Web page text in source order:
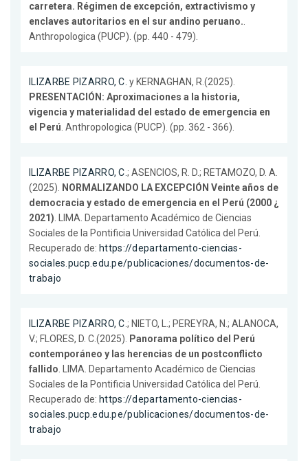
carretera. Régimen de excepción, extractivismo y
enclaves autoritarios en el sur andino peruano..
Anthropologica (PUCP). (pp. 440 - 479).
ILIZARBE PIZARRO, C. y KERNAGHAN, R.(2025).
PRESENTACIÓN: Aproximaciones a la historia,
vigencia y materialidad del estado de emergencia en
el Perú. Anthropologica (PUCP). (pp. 362 - 366).
ILIZARBE PIZARRO, C.; ASENCIOS, R. D.; RETAMOZO, D. A.
(2025). NORMALIZANDO LA EXCEPCIÓN Veinte años de
democracia y estado de emergencia en el Perú (2000 ¿
2021). LIMA. Departamento Académico de Ciencias
Sociales de la Pontificia Universidad Católica del Perú.
Recuperado de: https://departamento-ciencias-
sociales.pucp.edu.pe/publicaciones/documentos-de-
trabajo
ILIZARBE PIZARRO, C.; NIETO, L.; PEREYRA, N.; ALANOCA,
V.; FLORES, D. C.(2025). Panorama político del Perú
contemporáneo y las herencias de un postconflicto
fallido. LIMA. Departamento Académico de Ciencias
Sociales de la Pontificia Universidad Católica del Perú.
Recuperado de: https://departamento-ciencias-
sociales.pucp.edu.pe/publicaciones/documentos-de-
trabajo